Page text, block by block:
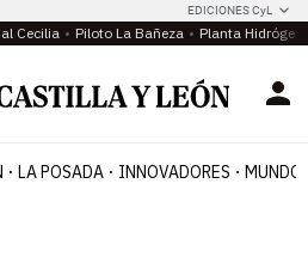
EDICIONES CyL
Cecilia Piloto La Bañeza Planta
LA POSADA INNOVADORES MUNDO